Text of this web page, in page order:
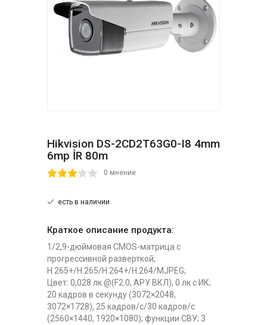
Hikvision DS-2CD2T63G0-I8 4mm
6mp İR 80m
0 мнение
есть в наличии
Краткое описание продукта:
1/2,9-дюймовая CMOS-матрица с
прогрессивной разверткой;
H.265+/H.265/H.264+/H.264/MJPEG;
Цвет: 0,028 лк @(F2.0, АРУ ВКЛ), 0 лк с ИК;
20 кадров в секунду (3072×2048,
3072×1728), 25 кадров/с/30 кадров/с
(2560×1440, 1920×1080); функции СВУ; 3